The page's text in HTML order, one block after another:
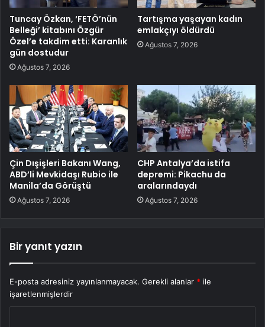
Tuncay Özkan, ‘FETÖ’nün
Belleği’ kitabını Özgür
Özel’e takdim etti: Karanlık
gün dostudur
Ağustos 7, 2026
Tartışma yaşayan kadın
emlakçıyı öldürdü
Ağustos 7, 2026
Çin Dışişleri Bakanı Wang,
ABD’li Mevkidaşı Rubio ile
Manila’da Görüştü
Ağustos 7, 2026
CHP Antalya’da istifa
depremi: Pikachu da
aralarındaydı
Ağustos 7, 2026
Bir yanıt yazın
E-posta adresiniz yayınlanmayacak. Gerekli alanlar * ile
işaretlenmişlerdir